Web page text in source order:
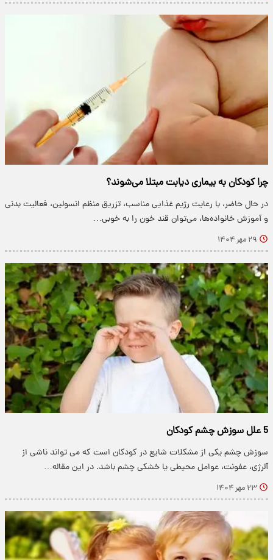
چرا کودکان به بیماری دیابت مبتلا می‌شوند؟
در حال حاضر، با رعایت رژیم غذایی مناسب، تزریق منظم انسولین، فعالیت بدنی
و آموزش خانواده‌ها، می‌توان قند خون را به خوبی…
۲۹ مهر ۱۴۰۴
5 علل سوزش چشم کودکان
سوزش چشم یکی از مشکلات شایع در کودکان است که می تواند ناشی از
آلرژی، عفونت، عوامل محیطی یا خشکی چشم باشد. در این مقاله…
۲۳ مهر ۱۴۰۴